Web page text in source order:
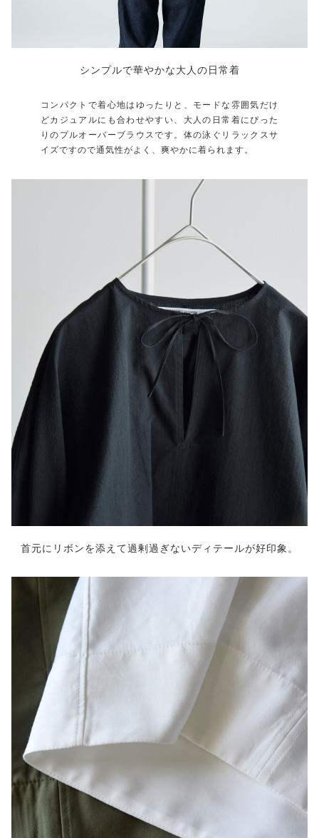
シンプルで華やかな大人の日常着
コンパクトで着心地はゆったりと、モードな雰囲気だけ
どカジュアルにも合わせやすい、大人の日常着にぴった
りのプルオーバーブラウスです。体の泳ぐリラックスサ
イズですので通気性がよく、爽やかに着られます。
首元にリボンを添えて過剰過ぎないディテールが好印象。